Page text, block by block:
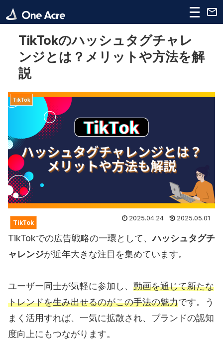
TikTokのハッシュタグチャレ
ンジとは？メリットや方法を解
説
TikTok
TikTok
2025.04.24 2025.05.01
TikTokでの広告戦略の一環として、ハッシュタグチ
ャレンジが近年大きな注目を集めています。
ユーザー同士が気軽に参加し、 動画を通じて新たな
トレンドを生み出せるのがこの手法の魅力です。う
まく活用すれば、一気に拡散され、ブランドの認知
度向上にもつながります。